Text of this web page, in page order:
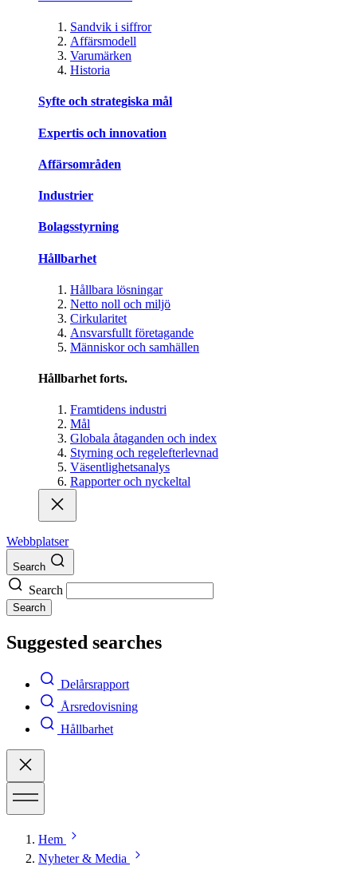
Sandvik i siffror
Affärsmodell
Varumärken
Historia
Syfte och strategiska mål
Expertis och innovation
Affärsområden
Industrier
Bolagsstyrning
Hållbarhet
Hållbara lösningar
Netto noll och miljö
Cirkularitet
Ansvarsfullt företagande
Människor och samhällen
Hållbarhet forts.
Framtidens industri
Mål
Globala åtaganden och index
Styrning och regelefterlevnad
Väsentlighetsanalys
Rapporter och nyckeltal
Webbplatser
Search
Search
Search
Suggested searches
Delårsrapport
Årsredovisning
Hållbarhet
Hem
Nyheter & Media